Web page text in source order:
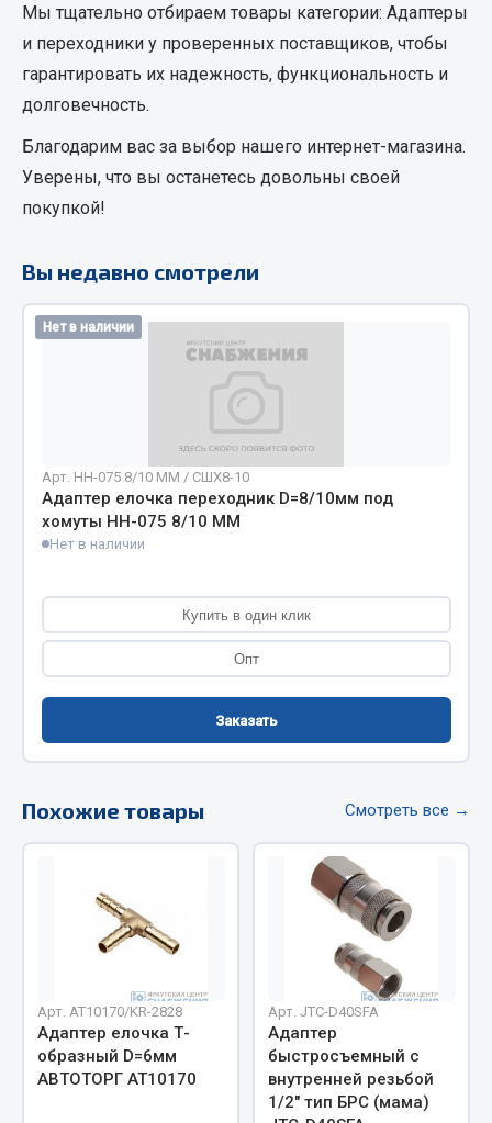
МЕТИЗЫ
Болты
Хомуты
Показать ещё
Соединительные элементы
Camozzi
Адаптеры и переходники
Трубки, муфты, гайки
Штуцеры
Измерительный инструмент
Крепежный инструмент
Режущий инструмент
Слесарный инструмент
Столярный инструмент
Показать ещё
Мы тщательно отбираем товары категории: Адаптеры
и переходники у проверенных поставщиков, чтобы
гарантировать их надежность, функциональность и
долговечность.
Благодарим вас за выбор нашего интернет-магазина.
Уверены, что вы останетесь довольны своей
покупкой!
Вы недавно смотрели
Нет в наличии
Арт. НН-075 8/10 ММ / СШХ8-10
Адаптер елочка переходник D=8/10мм под
хомуты НН-075 8/10 ММ
Нет в наличии
Купить в один клик
Опт
Заказать
Похожие товары Смотреть все →
Арт. AT10170/KR-2828
Адаптер елочка Т-
образный D=6мм
АВТОТОРГ АТ10170
Арт. JTC-D40SFA
Адаптер
быстросъемный с
внутренней резьбой
1/2" тип БРС (мама)